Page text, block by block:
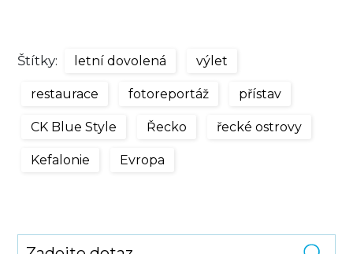
Štítky: letní dovolená výlet
restaurace fotoreportáž přístav
CK Blue Style Řecko řecké ostrovy
Kefalonie Evropa